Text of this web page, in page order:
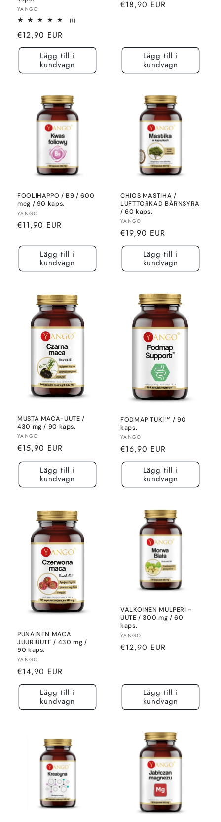
Säljare:
YANGO
(1)1
Normalt
pris
€12,90 EUR
Lägg till i
kundvagn
Normalt
€18,90 EUR
Lägg till i
kundvagn
FOOLIHAPPO / B9 / 600
mcg / 90 kaps.
Säljare:
YANGO
Normalt
€11,90 EUR
Lägg till i
kundvagn
CHIOS MASTIHA /
LUFTTORKAD BÄRNSYRA
/ 60 kaps.
Säljare:
YANGO
Normalt
pris
€19,90 EUR
Lägg till i
kundvagn
MUSTA MACA-UUTE /
430 mg / 90 kaps.
Säljare:
YANGO
Normalt
pris
€15,90 EUR
Lägg till i
kundvagn
FODMAP TUKI™ / 90
kaps.
Säljare:
YANGO
Normalt
pris
€16,90 EUR
Lägg till i
kundvagn
PUNAINEN MACA
JUURIUUTE / 430 mg /
90 kaps.
Säljare:
YANGO
Normalt
pris
€14,90 EUR
Lägg till i
kundvagn
VALKOINEN MULPERI -
UUTE / 300 mg / 60
kaps.
Säljare:
YANGO
Normalt
€12,90 EUR
Lägg till i
kundvagn